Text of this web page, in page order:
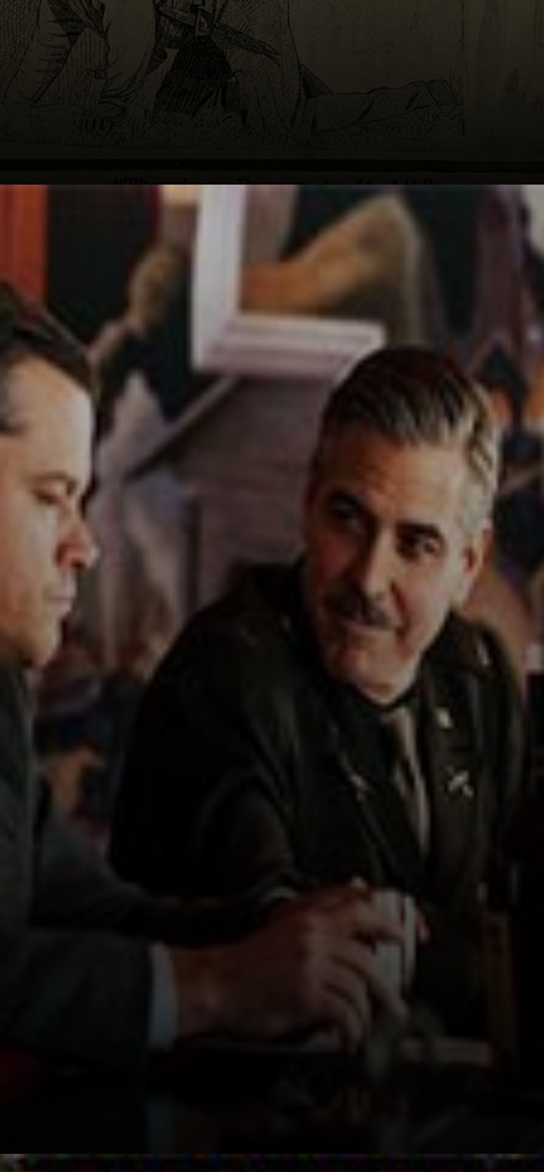
La película
'Cazadores de
Obras Maestras'
nos lleva a una
odisea
emocionante a
través de la
Segunda Guerra
Mundial, donde el
arte y la cultura se
enfrentan a la
barbarie nazi.